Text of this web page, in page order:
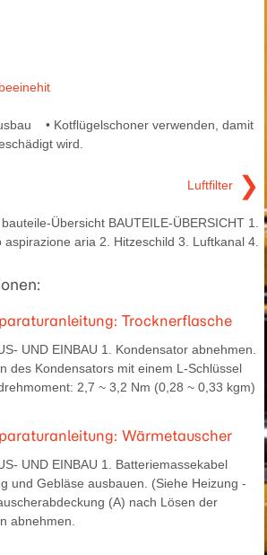
• Kotflügelschoner verwenden, damit
wird.
Luftfilter ❯
Übersicht BAUTEILE-ÜBERSICHT 1.
aspirazione aria 2. Hitzeschild 3. Luftkanal 4.
Trocknerflasche
UND EINBAU 1. Kondensator abnehmen.
des Kondensators mit einem L-Schlüssel
2,7 ~ 3,2 Nm (0,28 ~ 0,33 kgm)
Wärmetauscher
UND EINBAU 1. Batteriemassekabel
und Gebläse ausbauen. (Siehe Heizung -
(A) nach Lösen der
abnehmen.